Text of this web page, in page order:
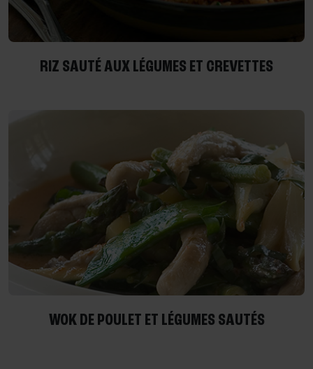
RIZ SAUTÉ AUX LÉGUMES ET CREVETTES
WOK DE POULET ET LÉGUMES SAUTÉS